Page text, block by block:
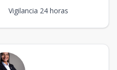
Vigilancia 24 horas